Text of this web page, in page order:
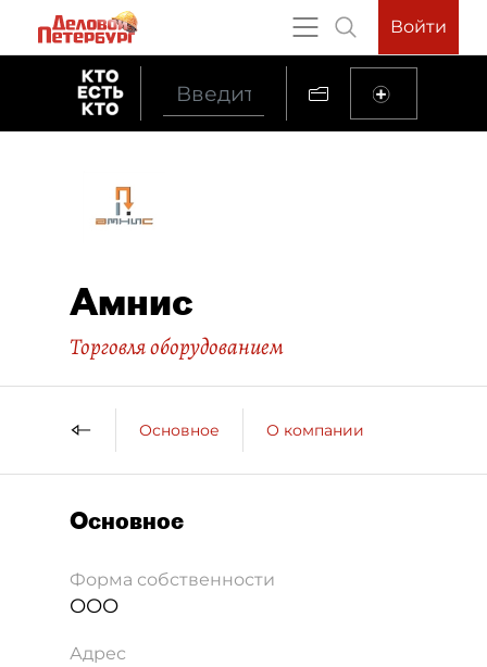
Войти
Амнис
Торговля оборудованием
Основное О компании
Основное
Форма собственности
ООО
Адрес